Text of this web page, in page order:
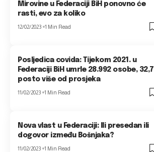
Mirovine u Federaciji BiH ponovno će
rasti, evo za koliko
12/02/2023 1 Min Read
Posljedica covida: Tijekom 2021. u
Federaciji BiH umrle 28.992 osobe, 32,7
posto više od prosjeka
11/02/2023 1 Min Read
Nova vlast u Federaciji: Ili presedan ili
dogovor između Bošnjaka?
11/02/2023 1 Min Read